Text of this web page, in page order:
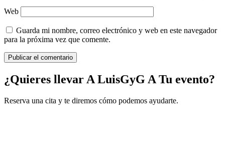
Web
Guarda mi nombre, correo electrónico y web en este navegador
para la próxima vez que comente.
¿Quieres llevar A LuisGyG A Tu evento?
Reserva una cita y te diremos cómo podemos ayudarte.